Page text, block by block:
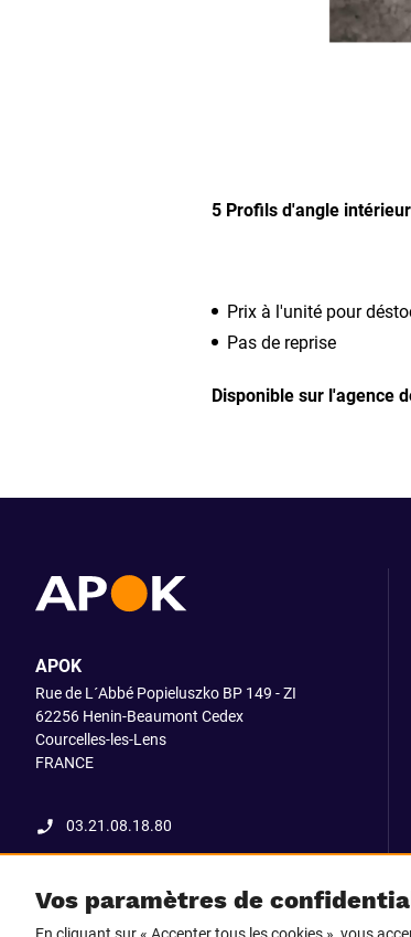
5 Profils d'angle
Prix à l'unité pour
Pas de reprise
Disponible sur l'agence
Vos paramètres de
APOK
Rue de L´Abbé Popieluszko BP 149 - ZI
62256 Henin-Beaumont Cedex
Courcelles-les-Lens
FRANCE
03.21.08.18.80